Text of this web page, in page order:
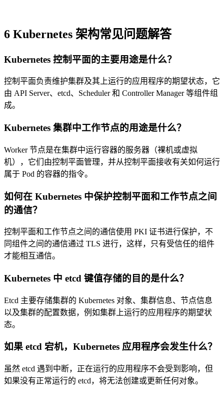
6 Kubernetes 架构常见问题解答
Kubernetes 控制平面的主要用途是什么？
控制平面负责维护集群及其上运行的应用程序的期望状态，它
由 API Server、etcd、Scheduler 和 Controller Manager 等组件组
成。
Kubernetes 集群中工作节点的用途是什么？
Worker 节点是在集群中运行容器的服务器（裸机或虚拟
机），它们由控制平面管理，并从控制平面接收有关如何运行
属于 Pod 的容器的指令。
如何在 Kubernetes 中保护控制平面和工作节点之间
的通信？
控制平面和工作节点之间的通信使用 PKI 证书进行保护，不
同组件之间的通信通过 TLS 进行，这样，只有受信任的组件
才能相互通信。
Kubernetes 中 etcd 键值存储的目的是什么？
Etcd 主要存储集群的 Kubernetes 对象、集群信息、节点信息
以及集群的配置数据，例如集群上运行的应用程序的期望状
态。
如果 etcd 宕机，Kubernetes 应用程序会发生什么？
虽然 etcd 遇到中断，正在运行的应用程序不会受到影响，但
如果没有正常运行的 etcd，将无法创建或更新任何对象。